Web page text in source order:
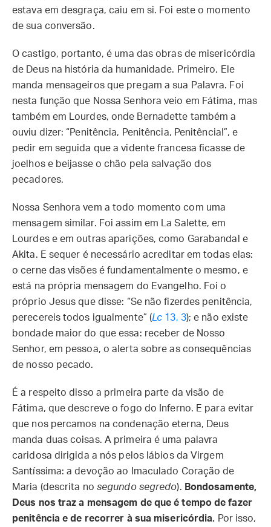
estava em desgraça, caiu em si. Foi este o momento
de sua conversão.
O castigo, portanto, é uma das obras de misericórdia
de Deus na história da humanidade. Primeiro, Ele
manda mensageiros que pregam a sua Palavra. Foi
nesta função que Nossa Senhora veio em Fátima, mas
também em Lourdes, onde Bernadette também a
ouviu dizer: “Penitência, Penitência, Penitência!”, e
pedir em seguida que a vidente francesa ficasse de
joelhos e beijasse o chão pela salvação dos
pecadores.
Nossa Senhora vem a todo momento com uma
mensagem similar. Foi assim em La Salette, em
Lourdes e em outras aparições, como Garabandal e
Akita. E sequer é necessário acreditar em todas elas:
o cerne das visões é fundamentalmente o mesmo, e
está na própria mensagem do Evangelho. Foi o
próprio Jesus que disse: “Se não fizerdes penitência,
perecereis todos igualmente” (Lc 13, 3); e não existe
bondade maior do que essa: receber de Nosso
Senhor, em pessoa, o alerta sobre as consequências
de nosso pecado.
É a respeito disso a primeira parte da visão de
Fátima, que descreve o fogo do Inferno. E para evitar
que nos percamos na condenação eterna, Deus
manda duas coisas. A primeira é uma palavra
caridosa dirigida a nós pelos lábios da Virgem
Santíssima: a devoção ao Imaculado Coração de
Maria (descrita no segundo segredo). Bondosamente,
Deus nos traz a mensagem de que é tempo de fazer
penitência e de recorrer à sua misericórdia. Por isso,